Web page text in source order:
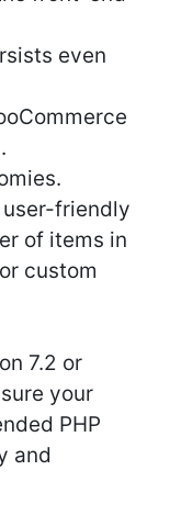
even
friendly
of items in
custom
7.2 or
your
PHP
and